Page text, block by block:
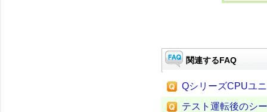
関連するFAQ
QシリーズCPUユ
テスト運転後のシ